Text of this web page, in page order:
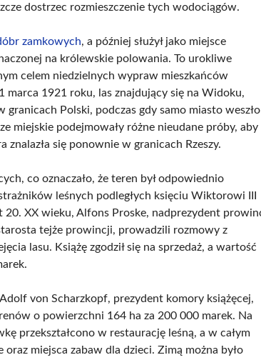
dostrzec rozmieszczenie tych wodociągów.
zamkowych, a później służył jako miejsce
na królewskie polowania. To urokliwe
celem niedzielnych wypraw mieszkańców
marca 1921 roku, las znajdujący się na Widoku,
granicach Polski, podczas gdy samo miasto weszło
miejskie podejmowały różne nieudane próby, aby
znalazła się ponownie w granicach Rzeszy.
co oznaczało, że teren był odpowiednio
leśnych podległych księciu Wiktorowi III
20. XX wieku, Alfons Proske, nadprezydent
tejże prowincji, prowadzili rozmowy z
lasu. Książę zgodził się na sprzedaż, a wartość
von Scharzkopf, prezydent komory książęcej,
o powierzchni 164 ha za 200 000 marek. Na
przekształcono w restaurację leśną, a w całym
miejsca zabaw dla dzieci. Zimą można było